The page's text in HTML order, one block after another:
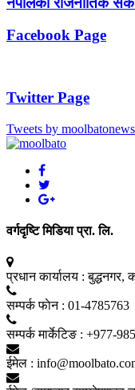
Facebook Page
Twitter Page
Tweets by moolbatonews
वर्गदृष्टि मिडिया प्रा. लि.
प्रधान कार्यालय : बुद्धनगर,
सम्पर्क फाेन : 01-4785763
सम्पर्क मार्केटिङ : +977-
ईमेल :